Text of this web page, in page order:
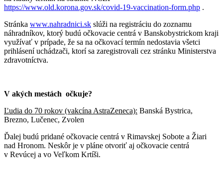
https://www.old.korona.gov.sk/covid-19-vaccination-form.php .
Stránka www.nahradnici.sk slúži na registráciu do zoznamu
náhradníkov, ktorý budú očkovacie centrá v Banskobystrickom kraji
využívať v prípade, že sa na očkovací termín nedostavia všetci
prihlásení uchádzači, ktorí sa zaregistrovali cez stránku Ministerstva
zdravotníctva.
V akých mestách očkuje?
Ľudia do 70 rokov (vakcína AstraZeneca): Banská Bystrica,
Brezno, Lučenec, Zvolen
Ďalej budú pridané očkovacie centrá v Rimavskej Sobote a Žiari
nad Hronom. Neskôr je v pláne otvoriť aj očkovacie centrá
v Revúcej a vo Veľkom Krtíši.